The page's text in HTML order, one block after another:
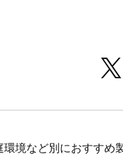
環境など別におすすめ